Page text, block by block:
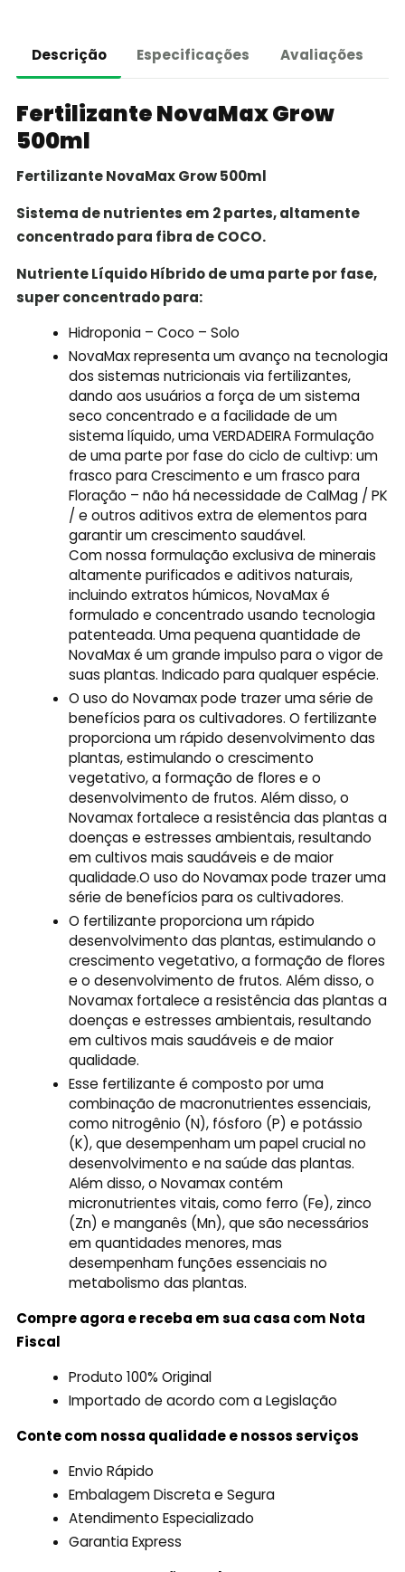
Descrição Especificações Avaliações
Fertilizante NovaMax Grow
500ml
Fertilizante NovaMax Grow 500ml
Sistema de nutrientes em 2 partes, altamente
concentrado para fibra de COCO.
Nutriente Líquido Híbrido de uma parte por fase,
super concentrado para:
Hidroponia – Coco – Solo
NovaMax representa um avanço na tecnologia
dos sistemas nutricionais via fertilizantes,
dando aos usuários a força de um sistema
seco concentrado e a facilidade de um
sistema líquido, uma VERDADEIRA Formulação
de uma parte por fase do ciclo de cultivp: um
frasco para Crescimento e um frasco para
Floração – não há necessidade de CalMag / PK
/ e outros aditivos extra de elementos para
garantir um crescimento saudável.
Com nossa formulação exclusiva de minerais
altamente purificados e aditivos naturais,
incluindo extratos húmicos, NovaMax é
formulado e concentrado usando tecnologia
patenteada. Uma pequena quantidade de
NovaMax é um grande impulso para o vigor de
suas plantas. Indicado para qualquer espécie.
O uso do Novamax pode trazer uma série de
benefícios para os cultivadores. O fertilizante
proporciona um rápido desenvolvimento das
plantas, estimulando o crescimento
vegetativo, a formação de flores e o
desenvolvimento de frutos. Além disso, o
Novamax fortalece a resistência das plantas a
doenças e estresses ambientais, resultando
em cultivos mais saudáveis e de maior
qualidade.O uso do Novamax pode trazer uma
série de benefícios para os cultivadores.
O fertilizante proporciona um rápido
desenvolvimento das plantas, estimulando o
crescimento vegetativo, a formação de flores
e o desenvolvimento de frutos. Além disso, o
Novamax fortalece a resistência das plantas a
doenças e estresses ambientais, resultando
em cultivos mais saudáveis e de maior
qualidade.
Esse fertilizante é composto por uma
combinação de macronutrientes essenciais,
como nitrogênio (N), fósforo (P) e potássio
(K), que desempenham um papel crucial no
desenvolvimento e na saúde das plantas.
Além disso, o Novamax contém
micronutrientes vitais, como ferro (Fe), zinco
(Zn) e manganês (Mn), que são necessários
em quantidades menores, mas
desempenham funções essenciais no
metabolismo das plantas.
Compre agora e receba em sua casa com Nota
Fiscal
Produto 100% Original
Importado de acordo com a Legislação
Conte com nossa qualidade e nossos serviços
Envio Rápido
Embalagem Discreta e Segura
Atendimento Especializado
Garantia Express